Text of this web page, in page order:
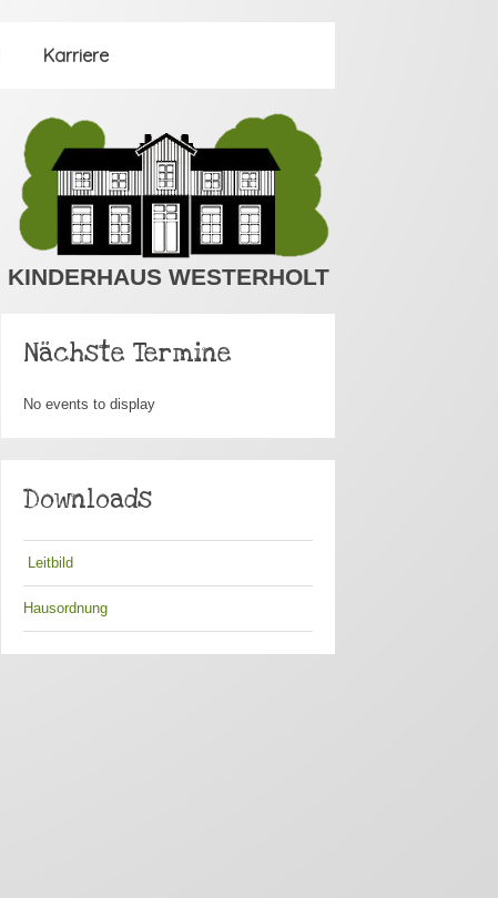
Karriere
KINDERHAUS WESTERHOLT
Nächste Termine
No events to display
Downloads
Leitbild
Hausordnung